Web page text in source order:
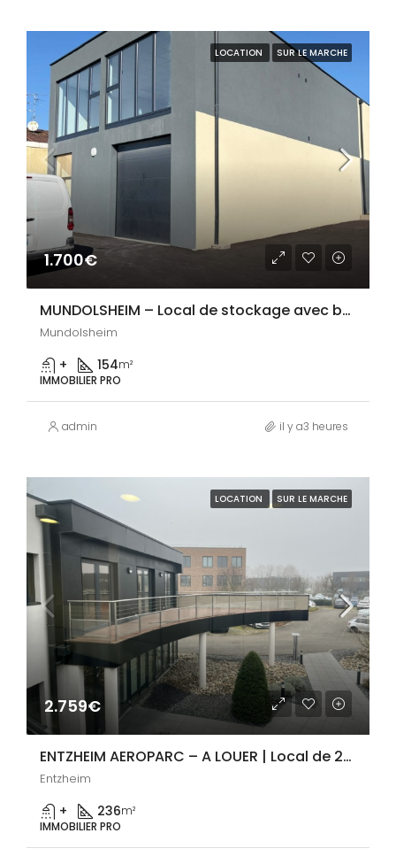
LOCATION SUR LE MARCHE
1.700€
MUNDOLSHEIM – Local de stockage avec bureau neuf – 154 m²
Mundolsheim
+ 154m²
IMMOBILIER PRO
admin il y a3 heures
LOCATION SUR LE MARCHE
2.759€
ENTZHEIM AEROPARC – A LOUER | Local de 236m²
Entzheim
+ 236m²
IMMOBILIER PRO